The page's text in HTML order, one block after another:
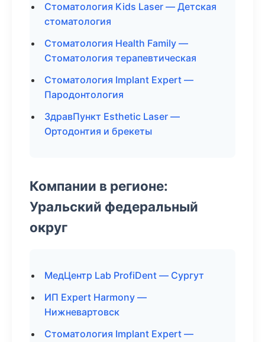
Стоматология Kids Laser — Детская
стоматология
Стоматология Health Family —
Стоматология терапевтическая
Стоматология Implant Expert —
Пародонтология
ЗдравПункт Esthetic Laser —
Ортодонтия и брекеты
Компании в регионе:
Уральский федеральный
округ
МедЦентр Lab ProfiDent — Сургут
ИП Expert Harmony —
Нижневартовск
Стоматология Implant Expert —